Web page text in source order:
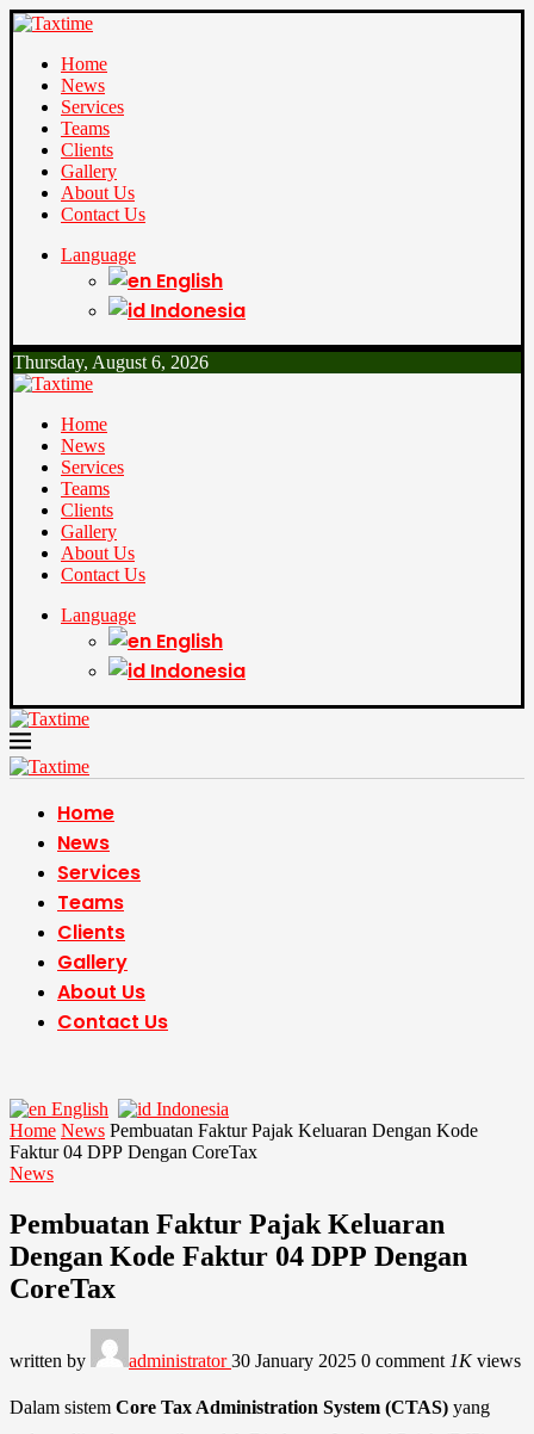
Home
News
Services
Teams
Clients
Gallery
About Us
Contact Us
Language
English
Indonesia
Thursday, August 6, 2026
Home
News
Services
Teams
Clients
Gallery
About Us
Contact Us
Language
English
Indonesia
Home
News
Services
Teams
Clients
Gallery
About Us
Contact Us
English
Indonesia
Home News Pembuatan Faktur Pajak Keluaran Dengan Kode
Faktur 04 DPP Dengan CoreTax
News
Pembuatan Faktur Pajak Keluaran
Dengan Kode Faktur 04 DPP Dengan
CoreTax
written by administrator30 January 2025 0 comment 1Kviews
Dalam sistem Core Tax Administration System (CTAS) yang